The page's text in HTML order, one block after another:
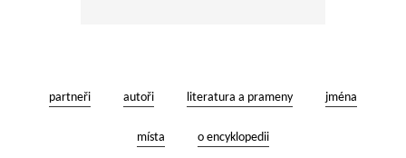
partneři autoři literatura a prameny jména
místa o encyklopedii